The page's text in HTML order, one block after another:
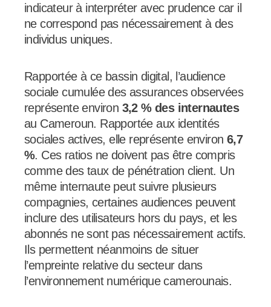
indicateur à interpréter avec prudence car il
ne correspond pas nécessairement à des
individus uniques.
Rapportée à ce bassin digital, l’audience
sociale cumulée des assurances observées
représente environ 3,2 % des internautes
au Cameroun. Rapportée aux identités
sociales actives, elle représente environ 6,7
%. Ces ratios ne doivent pas être compris
comme des taux de pénétration client. Un
même internaute peut suivre plusieurs
compagnies, certaines audiences peuvent
inclure des utilisateurs hors du pays, et les
abonnés ne sont pas nécessairement actifs.
Ils permettent néanmoins de situer
l’empreinte relative du secteur dans
l’environnement numérique camerounais.